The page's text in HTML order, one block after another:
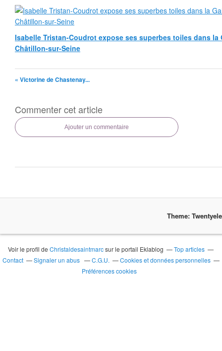
Isabelle Tristan-Coudrot expose ses superbes toiles dans la
Châtillon-sur-Seine
« Victorine de Chastenay...
Commenter cet article
Ajouter un commentaire
Theme:
Voir le profil deChristaldesaintmarcsur le portail Eklablog
Top articles
Contact
Signaler un abus C.G.U.
Cookies et données personnelles
Préférences cookies